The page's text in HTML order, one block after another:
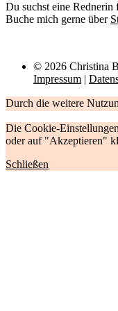
Du suchst eine Rednerin
Buche mich gerne über
© 2026 Christina
Impressum |
Durch die weitere
Die Cookie-
oder auf "Akzeptieren"
Schließen